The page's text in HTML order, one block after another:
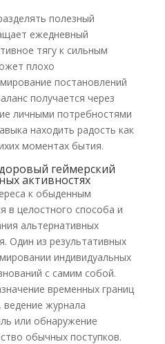
полезный
ежедневный
тягу к сильным
плохо
постановлений
получается через
личными потребностями
находить радость как
моментах бытия.
геймерский
активностях
к обыденным
в целостного способа и
альтернативных
Один из результативных
индивидуальных
с самим собой.
временных границ
ведение журнала
или обнаружение
обычных поступков.